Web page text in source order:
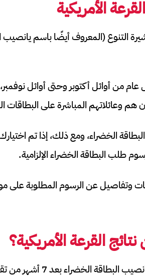
الأمريكية
التنوع (المعروف أيضًا باسم
من أوائل أكتوبر وحتى أوائل
هم وعائلاتهم المباشرة على البطاقات
الخضراء، ومع ذلك، إذا تم
طلب البطاقة الخضراء الإلزامية.
وتفاصيل عن الرسوم المطلوبة على
القرعة الأمريكية؟
عادةً ما يتم إخطار